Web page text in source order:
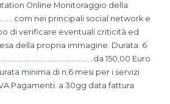
Online Monitoraggio della
nei principali social network e
di verificare eventuali criticità ed
della propria immagine. Durata: 6
150,00 Euro
minima di n.6 mesi per i servizi
Pagamenti: a 30gg data fattura